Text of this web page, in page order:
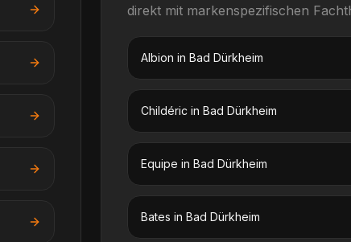
direkt mit markenspezifischen
Albion in Bad Dürkheim
Childéric in Bad Dürkheim
Equipe in Bad Dürkheim
Bates in Bad Dürkheim